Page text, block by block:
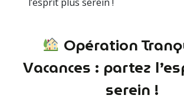
Opération
Vacances : partez
serein !